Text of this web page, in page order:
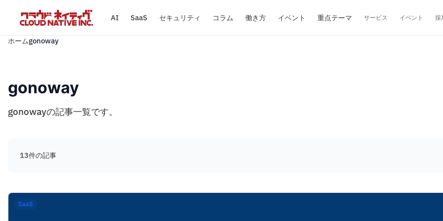
AI SaaS セキュリティ コラム 働き方 イベント 重点テーマ サービス イベント 採
ホームgonoway
gonoway
gonowayの記事一覧です。
13件の記事
SaaS